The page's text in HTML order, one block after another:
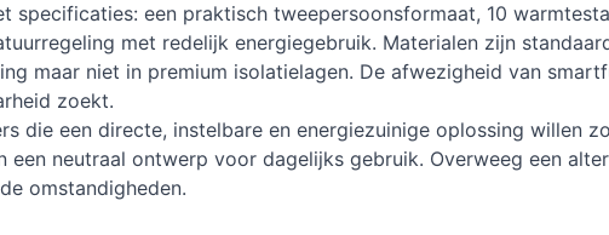
specificaties: een praktisch tweepersoonsformaat, 10
met redelijk energiegebruik. Materialen zijn
maar niet in premium isolatielagen. De afwezigheid van
zoekt.
die een directe, instelbare en energiezuinige oplossing willen
een neutraal ontwerp voor dagelijks gebruik. Overweeg een
omstandigheden.